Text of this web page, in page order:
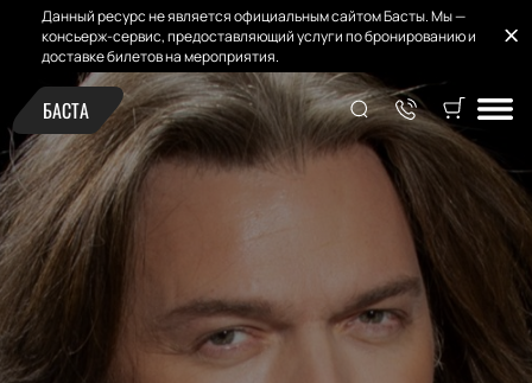
Данный ресурс не является официальным сайтом Басты. Мы —
консьерж-сервис, предоставляющий услуги по бронированию и
доставке билетов на мероприятия.
БАСТА